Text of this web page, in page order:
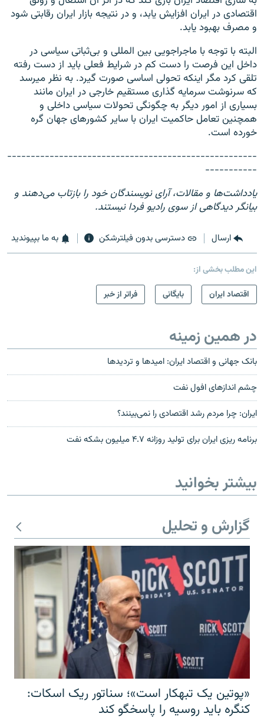
اقتصادی در ایران افزایش یابد، و در نتیجه بازار ایران رقابتی شود
و مصرف بهبود یابد.
البته با توجه با ماجراجویی بین المللی و بی‌ثباتی سیاسی در
داخل این فرصت را دست کم در شرایط فعلی باید از دست رفته
تلقی کرد مگر اینکه تحولی اساسی صورت گیرد. به نظر میرسد
که سرنوشت سرمایه گذاری مستقیم خارجی در ایران مانند
بسیاری از امور دیگر به چگونگی تحولات سیاسی داخلی و
همچنین تعامل حاکمیت ایران با سایر کشورهای جهان گره
خورده است.
-----------------------------------------------------
-----------
یادداشت‌ها و مقالات، آرای نویسندگان خود را بازتاب می‌دهند و
بیانگر دیدگاهی از سوی رادیو فردا نیستند.
ارسال دسترسی بدون فیلترشکن به ما بپیوندید
این مطلب بخشی از:
اقتصاد ایران
بایگانی فراتر از خبر
در همین زمینه
بانک جهانی و اقتصاد ایران: امید‌ها و تردیدها
چشم انداز‌های افول نفت
ایران: چرا مردم رشد اقتصادی را نمی‌بینند؟
برنامه ریزی ایران برای تولید روزانه ۴.۷ میلیون بشکه نفت
بیشتر بخوانید
گزارش و تحلیل
«پوتین یک تبهکار است»؛ سناتور ریک اسکات:
کنگره باید روسیه را پاسخگو کند